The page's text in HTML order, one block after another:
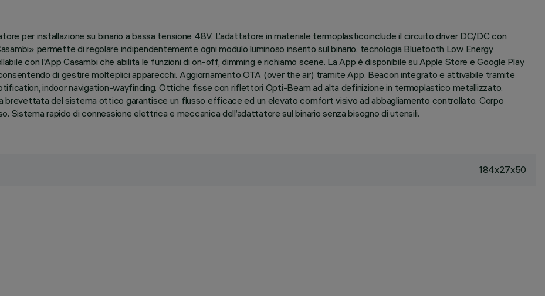
per installazione su binario a bassa tensione 48V. L’adattatore in materiale termoplasticoinclude il circuito driver DC/DC con
permette di regolare indipendentemente ogni modulo luminoso inserito sul binario. tecnologia Bluetooth Low Energy
con l'App Casambi che abilita le funzioni di on-off, dimming e richiamo scene. La App è disponibile su Apple Store e Google Play
di gestire molteplici apparecchi. Aggiornamento OTA (over the air) tramite App. Beacon integrato e attivabile tramite
indoor navigation-wayfinding. Ottiche fisse con riflettori Opti-Beam ad alta definizione in termoplastico metallizzato.
brevettata del sistema ottico garantisce un flusso efficace ed un elevato comfort visivo ad abbagliamento controllato. Corpo
Sistema rapido di connessione elettrica e meccanica dell’adattatore sul binario senza bisogno di utensili.
184x27x50